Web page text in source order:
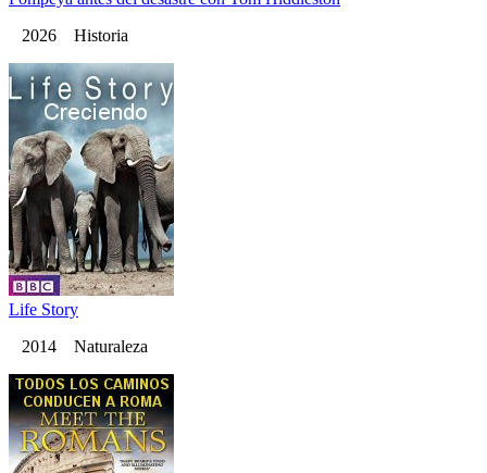
2026 Historia
Life Story
2014 Naturaleza